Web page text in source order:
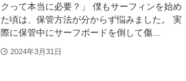
クって本当に必要？」 僕もサーフィンを始め
た頃は、保管方法が分からず悩みました。 実
際に保管中にサーフボードを倒して傷...
2024年3月31日